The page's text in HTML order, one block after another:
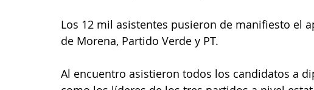
Los 12 mil asistentes pusieron de manifiesto el
de Morena, Partido Verde y PT.
Al encuentro asistieron todos los candidatos a